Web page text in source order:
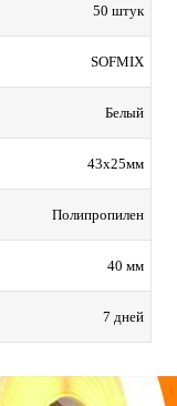
50 штук
SOFMIX
Белый
43х25мм
Полипропилен
40 мм
7 дней